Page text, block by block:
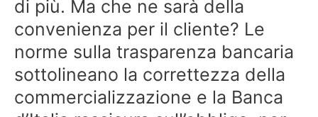
di più. Ma che ne sarà della
convenienza per il cliente? Le
norme sulla trasparenza bancaria
sottolineano la correttezza della
commercializzazione e la Banca